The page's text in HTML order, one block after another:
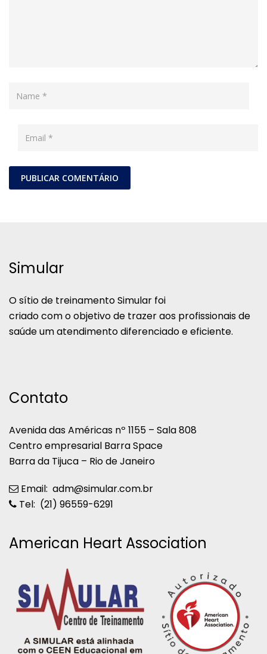
Simular
O sítio de treinamento Simular foi
criado com o objetivo de trazer aos profissionais de
saúde um atendimento diferenciado e eficiente.
Contato
Avenida das Américas nº 1155 – Sala 808
Centro empresarial Barra Space
Barra da Tijuca – Rio de Janeiro
Email: adm@simular.com.br
Tel: (21) 96559-6291
American Heart Association